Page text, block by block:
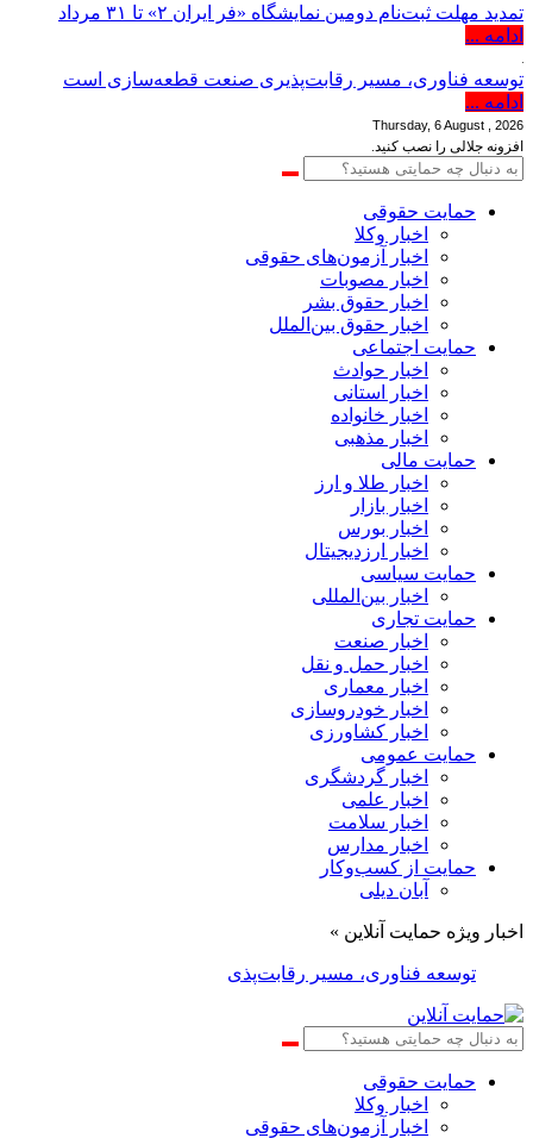
تمدید مهلت ثبت‌نام دومین نمایشگاه «فر ایران ۲» تا ۳۱ مرداد
ادامه ...
توسعه فناوری، مسیر رقابت‌پذیری صنعت قطعه‌سازی است
ادامه ...
Thursday, 6 August , 2026
افزونه جلالی را نصب کنید.
حمایت حقوقی
اخبار وکلا
اخبار آزمون‌های حقوقی
اخبار مصوبات
اخبار حقوق بشر
اخبار حقوق بین‌الملل
حمایت اجتماعی
اخبار حوادث
اخبار استانی
اخبار خانواده
اخبار مذهبی
حمایت مالی
اخبار طلا و ارز
اخبار بازار
اخبار بورس
اخبار ارزدیجیتال
حمایت سیاسی
اخبار بین‌المللی
حمایت تجاری
اخبار صنعت
اخبار حمل و نقل
اخبار معماری
اخبار خودروسازی
اخبار کشاورزی
حمایت عمومی
اخبار گردشگری
اخبار علمی
اخبار سلامت
اخبار مدارس
حمایت از کسب‌وکار
آبان دیلی
اخبار ویژه حمایت آنلاین »
توسعه فناوری، مسیر رقابت‌پذیری صنعت قطعه‌سازی است
حمایت حقوقی
اخبار وکلا
اخبار آزمون‌های حقوقی